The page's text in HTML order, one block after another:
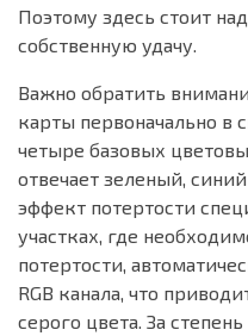
Поэтому здесь стоит
собственную удачу.
Важно обратить
карты первоначально в
четыре базовых
отвечает зеленый,
эффект потертости
участках, где
потертости,
RGB канала, что
серого цвета. За